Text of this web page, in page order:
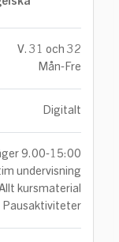
V. 31 och 32
Mån-Fre
Digitalt
9.00-15:00
undervisning
kursmaterial
Pausaktiviteter